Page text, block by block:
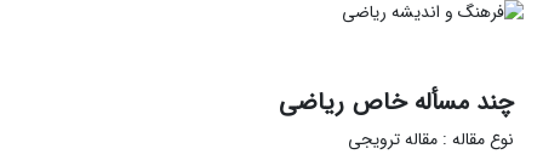
چند مسأله خاص ریاضی
نوع مقاله : مقاله ترویجی